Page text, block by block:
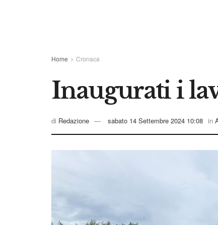
Home Cronaca
Inaugurati i
di Redazione sabato 14 Settembre 2024 10:08 in